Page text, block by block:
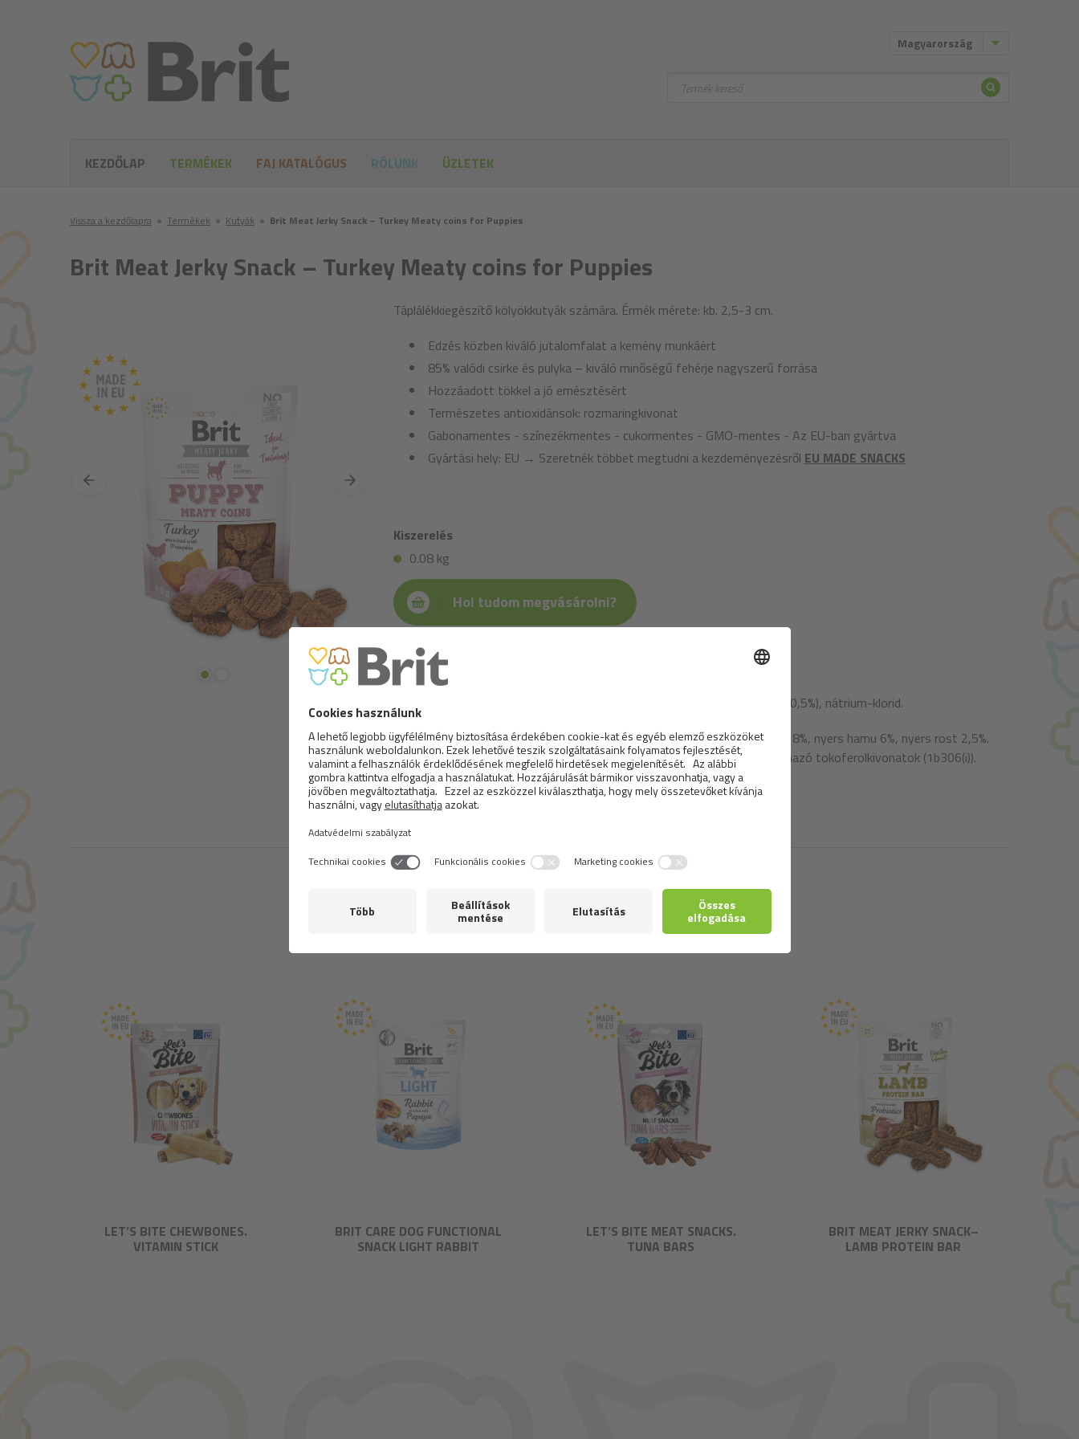
Vissza a kezdőlapra ● Termékek ● Kutyák ● Brit Meat Jerky Snack – Turkey Meaty coins for Puppies
Brit Meat Jerky Snack – Turkey Meaty coins for Puppies
Táplálékkiegészítő kölyökkutyák számára. Érmék mérete: kb. 2,5-3 cm.
Edzés közben kiváló jutalomfalat a kemény munkáért
85% valódi csirke és pulyka – kiváló minőségű fehérje nagyszerű forrása
Hozzáadott tökkel a jó emésztésért
Természetes antioxidánsok: rozmaringkivonat
Gabonamentes - színezékmentes - cukormentes - GMO-mentes - Az EU-ban gyártva
Gyártási hely: EU → Szeretnék többet megtudni a kezdeményezésről EU MADE SNACKS
Kiszerelés
0.08 kg
Hol tudom megvásárolni?
Összetétel:
csirke (59%), pulyka (26%), növényi eredetű glicerin, lignocellulóz, sütőtök (0,5%), nátrium-klorid.
analitikai alkotóelemek:nyers fehérje 35%, nyers zsír 23%, nedvesség 18%, nyers hamu 6%, nyers rost 2,5%.
Természetes antioxidánsok: rozmaringkivonat és növényi olajokból származó tokoferolkivonatok (1b306(i)).
Metabolizable energy:3,960 kcal/kg
Hasonló termékek
LET’S BITE CHEWBONES.
VITAMIN STICK
BRIT CARE DOG FUNCTIONAL
SNACK LIGHT RABBIT
LET’S BITE MEAT SNACKS.
TUNA BARS
BRIT MEAT JERKY SNACK–
LAMB PROTEIN BAR
Magyarország
Keresni Keresni
KEZDŐLAP TERMÉKEK FAJ KATALÓGUS RÓLUNK ÜZLETEK